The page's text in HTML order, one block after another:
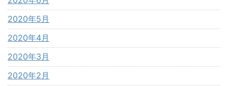
2020年5月
2020年4月
2020年3月
2020年2月